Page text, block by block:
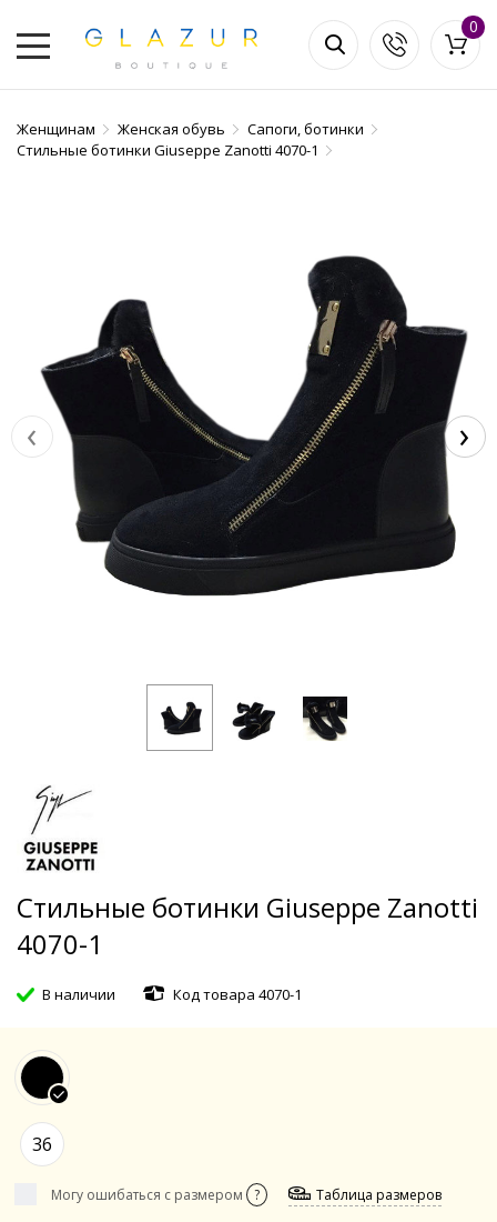
0
Женщинам Женская обувь
Сапоги, ботинки
Стильные ботинки Giuseppe Zanotti 4070-1
‹ ›
Стильные ботинки Giuseppe Zanotti
4070-1
В наличии Код товара 4070-1
36
Могу ошибаться с размером ? Таблица размеров